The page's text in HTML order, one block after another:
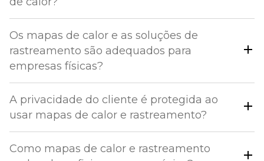
Os mapas de calor e as soluções de
rastreamento são adequados para
empresas físicas?
A privacidade do cliente é protegida ao
usar mapas de calor e rastreamento?
Como mapas de calor e rastreamento